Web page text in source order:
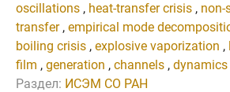
oscillations , heat-transfer crisis , non-
transfer, empirical mode
boiling crisis , explosive vaporization ,
film , generation , channels , dynamics
Раздел: ИСЭМ СО РАН